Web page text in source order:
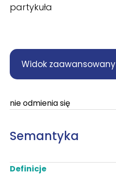
partykuła
Widok zaawansowany
nie odmienia się
Semantyka
Definicje